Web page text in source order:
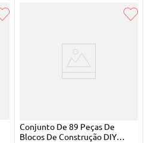
Conjunto De 89 Peças De
Blocos De Construção DIY